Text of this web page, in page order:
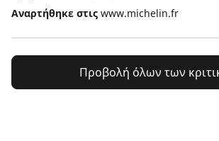
Αναρτήθηκε στις www.michelin.fr
Προβολή όλων των